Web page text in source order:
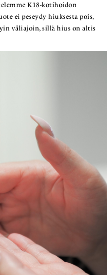
K18-kotihoidon
ei peseydy hiuksesta pois,
väliajoin, sillä hius on altis